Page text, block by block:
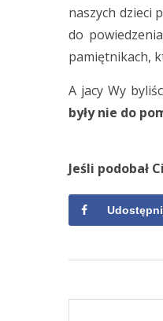
naszych dzieci
do
pamiętnikach,
A jacy Wy
były nie do
Jeśli podobał